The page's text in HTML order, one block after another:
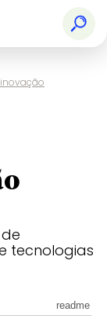
tecnologias
readme